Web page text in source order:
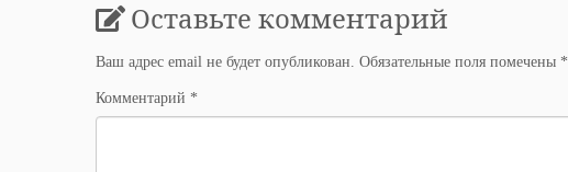
Оставьте комментарий
Ваш адрес email не будет опубликован. Обязательные поля помечены *
Комментарий *